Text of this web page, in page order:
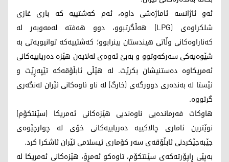
ئەو ئاژانسە ئاماژەشی داوە، ئەم کەشتییە کە باری غازی
شلکراوەی (LPG) هەڵگرتبوو، دوو هەفتە لەمەوبەر لە
کەناراوەکانی وڵاتی هیندستان بینرابوو؛ کەشتییەکە توانیویەتی بە
شێوەیەکی سەرکەوتوو و بەبێ ئەوەی لەلایەن هێزە دەریاییەکانی
ئەمریکاوە دەستنیشان بکرێت. لە هێڵی ئابڵۆقەکە تێپەڕێت و
ئێستا لە بەندەری دوورگەی (خارگ) لە ناو ئاوەکانی ئێران لەنگەری
گرتووە.
هاوکات فەرماندەیی ناوەندیی هێزەکانی ئەمریکا (سێنتکۆم)
نوێترین ئاماری چالاکییە دەریاییەکانی خۆی لە چوارچێوەی
جێبەجێکردنی ئابڵۆقەی سەر کۆماری ئیسلامی ئێران ئاشکرا کرد.
بەپێی ڕاپۆرتەکەی سێنتکۆم، تاوەکو ئەمڕۆ، هێزەکانی ئەمریکا لە